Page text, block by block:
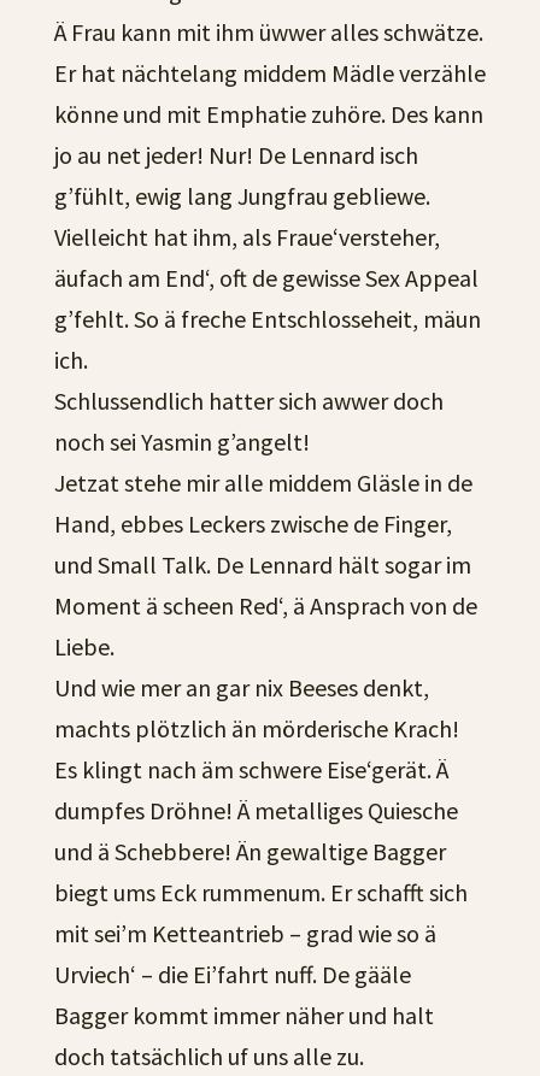
Ä Frau kann mit ihm üwwer alles schwätze.
Er hat nächtelang middem Mädle verzähle
könne und mit Emphatie zuhöre. Des kann
jo au net jeder! Nur! De Lennard isch
g’fühlt, ewig lang Jungfrau gebliewe.
Vielleicht hat ihm, als Fraue‘versteher,
äufach am End‘, oft de gewisse Sex Appeal
g’fehlt. So ä freche Entschlosseheit, mäun
ich.
Schlussendlich hatter sich awwer doch
noch sei Yasmin g’angelt!
Jetzat stehe mir alle middem Gläsle in de
Hand, ebbes Leckers zwische de Finger,
und Small Talk. De Lennard hält sogar im
Moment ä scheen Red‘, ä Ansprach von de
Liebe.
Und wie mer an gar nix Beeses denkt,
machts plötzlich än mörderische Krach!
Es klingt nach äm schwere Eise‘gerät. Ä
dumpfes Dröhne! Ä metalliges Quiesche
und ä Schebbere! Än gewaltige Bagger
biegt ums Eck rummenum. Er schafft sich
mit sei’m Ketteantrieb – grad wie so ä
Urviech‘ – die Ei’fahrt nuff. De gääle
Bagger kommt immer näher und halt
doch tatsächlich uf uns alle zu.